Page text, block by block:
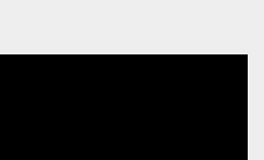
específico del